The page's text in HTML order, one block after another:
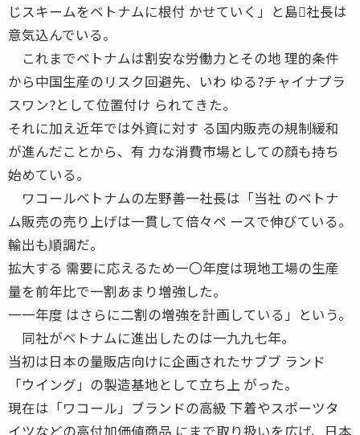
じスキームをベトナムに根付 かせていく」と島社長は
意気込んでいる。
これまでベトナムは割安な労働力とその地 理的条件
から中国生産のリスク回避先、いわ ゆる?チャイナプラ
スワン?として位置付け られてきた。
それに加え近年では外資に対す る国内販売の規制緩和
が進んだことから、有 力な消費市場としての顔も持ち
始めている。
ワコールベトナムの左野善一社長は「当社 のベトナ
ム販売の売り上げは一貫して倍々ペ ースで伸びている。
輸出も順調だ。
拡大する 需要に応えるため一〇年度は現地工場の生産
量を前年比で一割あまり増強した。
一一年度 はさらに二割の増強を計画している」という。
同社がベトナムに進出したのは一九九七年。
当初は日本の量販店向けに企画されたサブブ ランド
「ウイング」の製造基地として立ち上 がった。
現在は「ワコール」ブランドの高級 下着やスポーツタ
イツなどの高付加価値商品 にまで取り扱いを広げ、日本